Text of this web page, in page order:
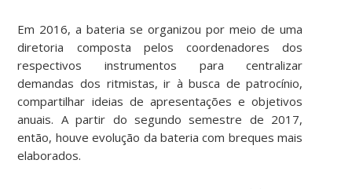
Em 2016, a bateria se organizou por meio de uma
diretoria composta pelos coordenadores dos
respectivos instrumentos para centralizar
demandas dos ritmistas, ir à busca de patrocínio,
compartilhar ideias de apresentações e objetivos
anuais. A partir do segundo semestre de 2017,
então, houve evolução da bateria com breques mais
elaborados.